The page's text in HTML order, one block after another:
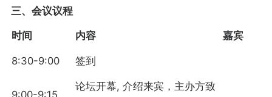
三、会议议程
时间 内容 嘉宾
8:30-9:00 签到
9:00-9:15
论坛开幕, 介绍来宾，主办方致